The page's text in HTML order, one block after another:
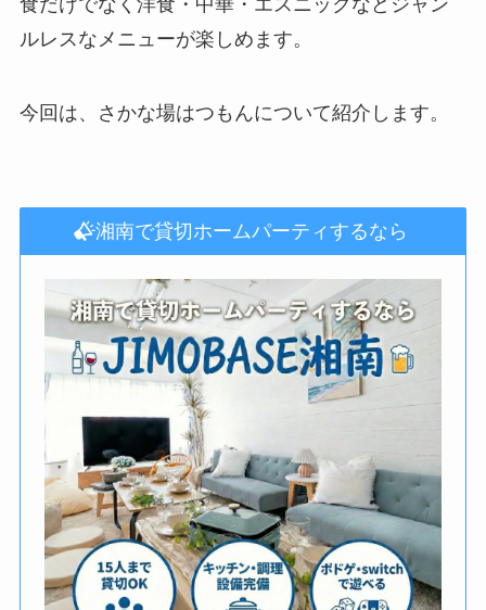
ルレスなメニューが楽しめます。
今回は、さかな場はつもんについて紹介します。
湘南で貸切ホームパーティするなら